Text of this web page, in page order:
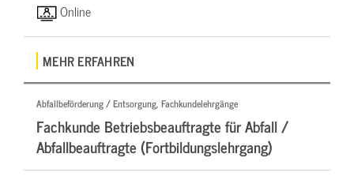
Online
MEHR ERFAHREN
Abfallbeförderung / Entsorgung, Fachkundelehrgänge
Fachkunde Betriebsbeauftragte für Abfall /
Abfallbeauftragte (Fortbildungslehrgang)